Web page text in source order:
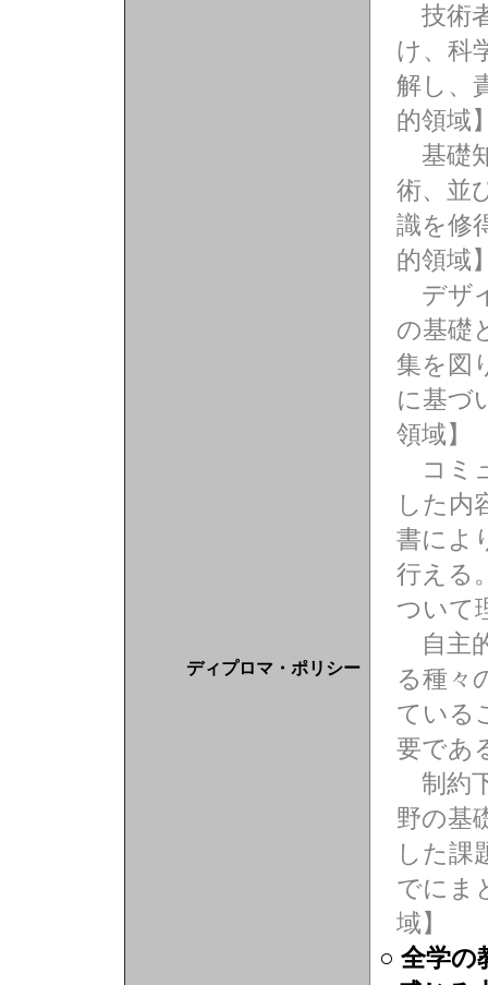
ディプロマ・ポリシー
技術
け、科
解し、
的領域
基礎
術、並
識を修
的領域
デザ
の基礎
集を図
に基づ
領域】
コミ
した内
書によ
行える
ついて
自主
る種々
ている
要であ
制約
野の基
した課
でにま
域】
○ 全学の